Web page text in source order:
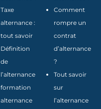
Taxe
alternance :
tout savoir
Définition
de
l’alternance
formation
alternance
Comment
rompre un
contrat
d’alternance
?
Tout savoir
sur
l’alternance